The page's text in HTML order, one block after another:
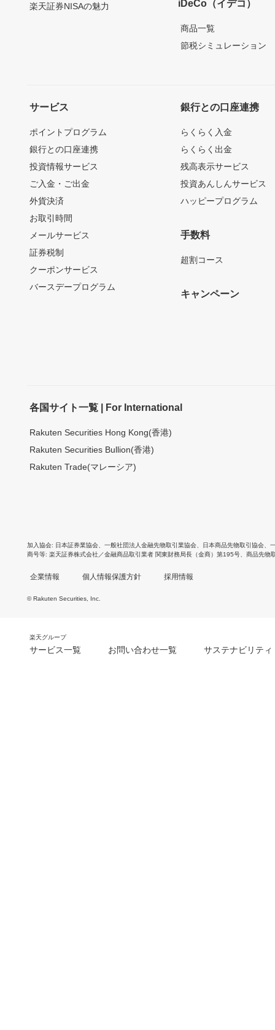
楽天証券NISAの魅力 iDeCo（イデコ）
商品一覧
節税シミュレーション
サービス
ポイントプログラム
銀行との口座連携
投資情報サービス
ご入金・ご出金
外貨決済
お取引時間
メールサービス
証券税制
クーポンサービス
バースデープログラム
銀行との口座連携
らくらく入金
らくらく出金
残高表示サービス
投資あんしんサービス
ハッピープログラム
手数料
超割コース
キャンペーン
各国サイト一覧 | For International
Rakuten Securities Hong Kong(香港)
Rakuten Securities Bullion(香港)
Rakuten Trade(マレーシア)
加入協会 日本証券業協会 一般社団法人金融先物取引業協会 日本商品先物取引協会
商号等 楽天証券株式会社／金融商品取引業者 関東財務局長（金商）第195号、商品先物
企業情報 個人情報保護方針 採用情報
© Rakuten Securities, Inc.
楽天グループ
サービス一覧 お問い合わせ一覧 サステナビリティ